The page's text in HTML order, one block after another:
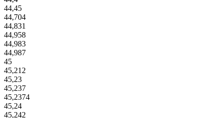
44,45
44,704
44,831
44,958
44,983
44,987
45
45,212
45,23
45,237
45,2374
45,24
45,242